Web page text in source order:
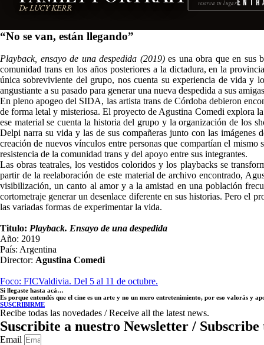
De LUCY KERR
reserva tu lugar
“No se van, están llegando”
Playback, ensayo de una despedida (2019)es una obra que en sus
comunidad trans en los años posteriores a la dictadura, en la
única sobreviviente del grupo, nos cuenta su experiencia de vida y
angustiante a su pasado para generar una nueva despedida a sus
En pleno apogeo del SIDA, las artista trans de Córdoba debieron
de forma letal y misteriosa. El proyecto de Agustina Comedi explora
ese material se cuenta la historia del grupo y la organización de los
Delpi narra su vida y las de sus compañeras junto con las
creación de nuevos vínculos entre personas que compartían el
resistencia de la comunidad trans y del apoyo entre sus integrantes.
Las obras teatrales, los vestidos coloridos y los playbacks se
partir de la reelaboración de este material de archivo encontrado,
visibilización, un canto al amor y a la amistad en una población
cortometraje generar un desenlace diferente en sus historias. Pero el
las variadas formas de experimentar la vida.
Titulo: Playback. Ensayo de una despedida
Año: 2019
País: Argentina
Director: Agustina Comedi
Foco: FICValdivia. Del 5 al 11 de octubre.
Si llegaste hasta acá…
Es porque entendés que el cine es un arte y no un mero entretenimiento, por eso valorás y
SUSCRIBIRME
Recibe todas las novedades / Receive all the latest news.
Suscribite a nuestro Newsletter /
Email